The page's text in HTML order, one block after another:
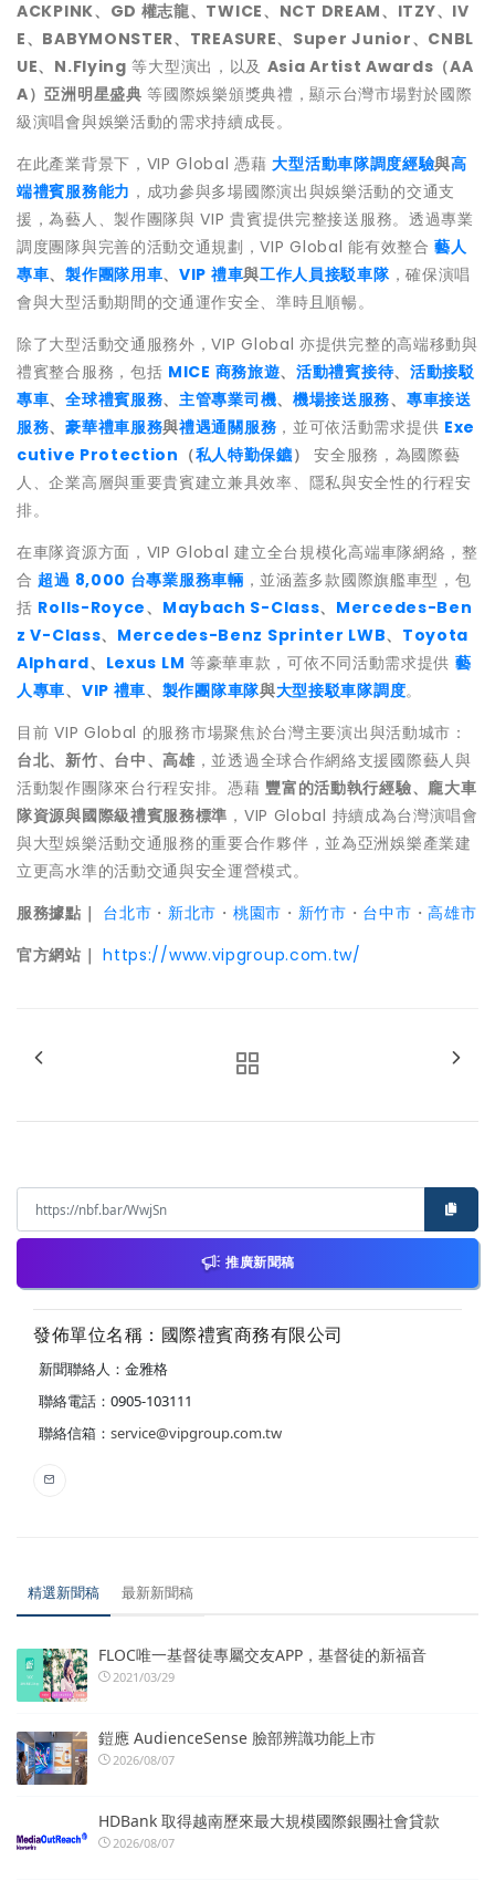
ACKPINK、GD 權志龍、TWICE、NCT DREAM、ITZY、IV
E、BABYMONSTER、TREASURE、Super Junior、CNBL
UE、N.Flying 等大型演出，以及 Asia Artist Awards（AA
A）亞洲明星盛典 等國際娛樂頒獎典禮，顯示台灣市場對於國際
級演唱會與娛樂活動的需求持續成長。
在此產業背景下，VIP Global 憑藉大型活動車隊調度經驗與高
端禮賓服務能力 ，成功參與多場國際演出與娛樂活動的交通支
援，為藝人、製作團隊與 VIP 貴賓提供完整接送服務。透過專業
調度團隊與完善的活動交通規劃，VIP Global 能有效整合藝人
專車、製作團隊用車、VIP 禮車與工作人員接駁車隊，確保演唱
會與大型活動期間的交通運作安全、準時且順暢。
除了大型活動交通服務外，VIP Global 亦提供完整的高端移動與
禮賓整合服務，包括 MICE 商務旅遊、活動禮賓接待、 活動接駁
專車、全球禮賓服務、主管專業司機、 機場接送服務、 專車接送
服務、豪華禮車服務與禮遇通關服務 ，並可依活動需求提供 Exe
cutive Protection （私人特勤保鑣）
安全服務，為國際藝
人、企業高層與重要貴賓建立兼具效率、隱私與安全性的行程安
排。
在車隊資源方面，VIP Global 建立全台規模化高端車隊網絡，整
合超過 8,000 台專業服務車輛 ，並涵蓋多款國際旗艦車型，包
括 Rolls-Royce、 Maybach S-Class、 Mercedes-Ben
z V-Class、 Mercedes-Benz Sprinter LWB、 Toyota
Alphard、 Lexus LM 等豪華車款，可依不同活動需求提供 藝
人專車、 VIP 禮車、 製作團隊車隊與大型接駁車隊調度。
目前 VIP Global 的服務市場聚焦於台灣主要演出與活動城市：
台北、新竹、台中、高雄，並透過全球合作網絡支援國際藝人與
活動製作團隊來台行程安排。憑藉豐富的活動執行經驗、龐大車
隊資源與國際級禮賓服務標準 ，VIP Global 持續成為台灣演唱會
與大型娛樂活動交通服務的重要合作夥伴，並為亞洲娛樂產業建
立更高水準的活動交通與安全運營模式。
服務據點｜ 台北市 ・新北市 ・ 桃園市 ・ 新竹市 ・ 台中市 ・高雄市
官方網站｜ https://www.vipgroup.com.tw/
推廣新聞稿
發佈單位名稱：國際禮賓商務有限公司
新聞聯絡人：金雅格
聯絡電話：0905-103111
聯絡信箱： service@vipgroup.com.tw
精選新聞稿 最新新聞稿
FLOC唯一基督徒專屬交友APP，基督徒的新福音
2021/03/29
鎧應 AudienceSense 臉部辨識功能上市
2026/08/07
HDBank 取得越南歷來最大規模國際銀團社會貸款
2026/08/07